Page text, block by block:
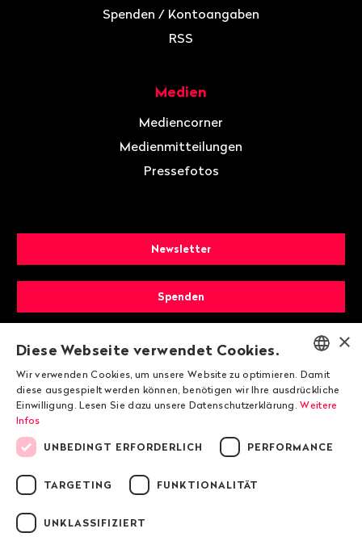
Spenden / Kontoangaben
RSS
Medien
Mediencorner
Medienmitteilungen
Pressefotos
Newsletter
Spenden
Mitglied werden
© 2026 Public Eye
ENGLISH
DEUTSCH
×
Diese Webseite verwendet Cookies.
Wir verwenden Cookies, um unsere Website zu optimieren. Damit
diese ausgespielt werden können, benötigen wir Ihre ausdrückliche
Einwilligung. Lesen Sie dazu unsere Datenschutzerklärung. Weitere
Infos
UNBEDINGT ERFORDERLICH PERFORMANCE
TARGETING FUNKTIONALITÄT
UNKLASSIFIZIERT